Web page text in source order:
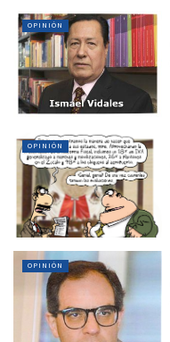
OPINIÓN
OPINIÓN
OPINIÓN